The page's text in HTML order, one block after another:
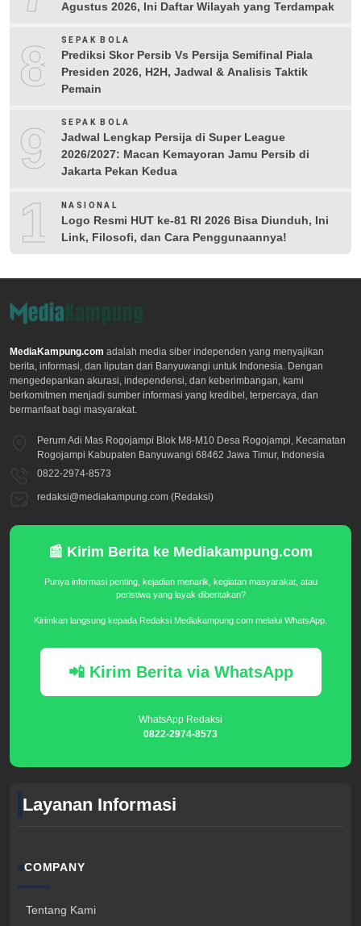
Agustus 2026, Ini Daftar Wilayah yang Terdampak
8 SEPAK BOLA
Prediksi Skor Persib Vs Persija Semifinal Piala
Presiden 2026, H2H, Jadwal & Analisis Taktik
Pemain
9 SEPAK BOLA
Jadwal Lengkap Persija di Super League
2026/2027: Macan Kemayoran Jamu Persib di
Jakarta Pekan Kedua
10NASIONAL
Logo Resmi HUT ke-81 RI 2026 Bisa Diunduh, Ini
Link, Filosofi, dan Cara Penggunaannya!
MediaKampung.com adalah media siber independen yang menyajikan
berita, informasi, dan liputan dari Banyuwangi untuk Indonesia. Dengan
mengedepankan akurasi, independensi, dan keberimbangan, kami
berkomitmen menjadi sumber informasi yang kredibel, terpercaya, dan
bermanfaat bagi masyarakat.
Perum Adi Mas Rogojampi Blok M8-M10 Desa Rogojampi, Kecamatan
Rogojampi Kabupaten Banyuwangi 68462 Jawa Timur, Indonesia
0822-2974-8573
redaksi@mediakampung.com (Redaksi)
📰 Kirim Berita ke Mediakampung.com
Punya informasi penting, kejadian menarik, kegiatan masyarakat, atau
peristiwa yang layak diberitakan?
Kirimkan langsung kepada Redaksi Mediakampung.com melalui WhatsApp.
📲 Kirim Berita via WhatsApp
WhatsApp Redaksi
0822-2974-8573
Layanan Informasi
COMPANY
Tentang Kami